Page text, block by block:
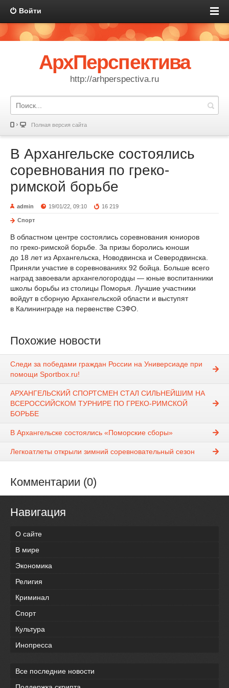
Войти
АрхПерспектива
http://arhperspectiva.ru
Полная версия сайта
В Архангельске состоялись
соревнования по греко-
римской борьбе
admin 19/01/22, 09:10 16 219
Спорт
В областном центре состоялись соревнования юниоров
по греко-римской борьбе. За призы боролись юноши
до 18 лет из Архангельска, Новодвинска и Северодвинска.
Приняли участие в соревнованиях 92 бойца. Больше всего
наград завоевали архангелогородцы — юные воспитанники
школы борьбы из столицы Поморья. Лучшие участники
войдут в сборную Архангельской области и выступят
в Калининграде на первенстве СЗФО.
Похожие новости
Следи за победами граждан России на Универсиаде при
помощи Sportbox.ru!
АРХАНГЕЛЬСКИЙ СПОРТСМЕН СТАЛ СИЛЬНЕЙШИМ НА
ВСЕРОССИЙСКОМ ТУРНИРЕ ПО ГРЕКО-РИМСКОЙ
БОРЬБЕ
В Архангельске состоялись «Поморские сборы»
Легкоатлеты открыли зимний соревновательный сезон
Комментарии (0)
Навигация
О сайте
В мире
Экономика
Религия
Криминал
Спорт
Культура
Инопресса
Все последние новости